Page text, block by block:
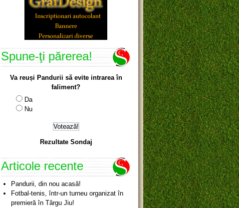
Spune-ţi părerea!
Va reuși Pandurii să evite intrarea în
faliment?
Da
Nu
Rezultate Sondaj
Articole recente
Pandurii, din nou acasă!
Fotbal-tenis, într-un turneu organizat în
premieră în Târgu Jiu!